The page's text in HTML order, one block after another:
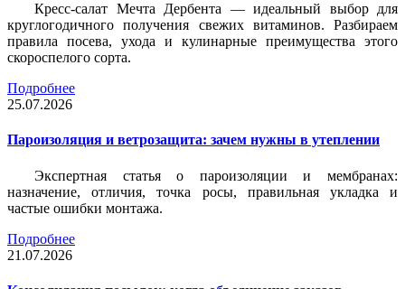
Кресс-салат Мечта Дербента — идеальный выбор для
круглогодичного получения свежих витаминов. Разбираем
правила посева, ухода и кулинарные преимущества этого
скороспелого сорта.
Подробнее
25.07.2026
Пароизоляция и ветрозащита: зачем нужны в утеплении
Экспертная статья о пароизоляции и мембранах:
назначение, отличия, точка росы, правильная укладка и
частые ошибки монтажа.
Подробнее
21.07.2026